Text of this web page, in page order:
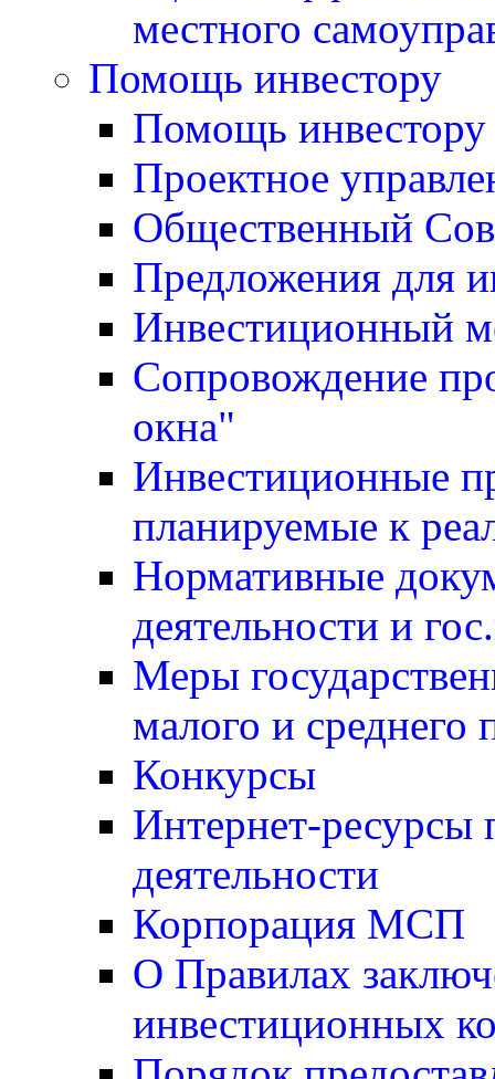
местного
Помощь инвестору
Помощь инвестору
Проектное
Общественный
Предложения для
Инвестиционный
Сопровождение
окна"
Инвестиционные
планируемые к
Нормативные
деятельности и
Меры
малого и среднего
Конкурсы
Интернет-ресурсы
деятельности
Корпорация МСП
О Правилах
инвестиционных